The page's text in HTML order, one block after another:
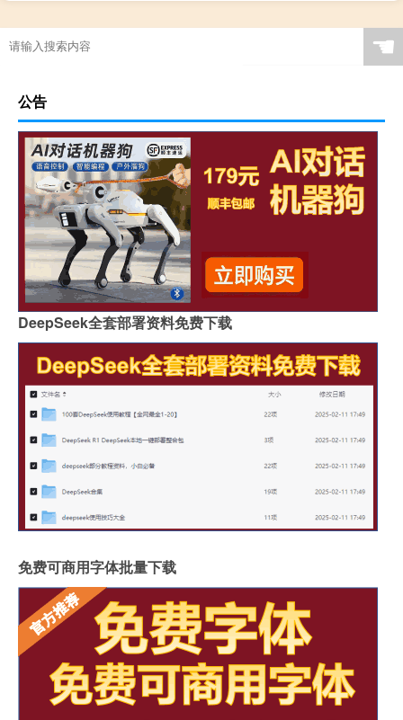
☚
公告
DeepSeek全套部署资料免费下载
免费可商用字体批量下载